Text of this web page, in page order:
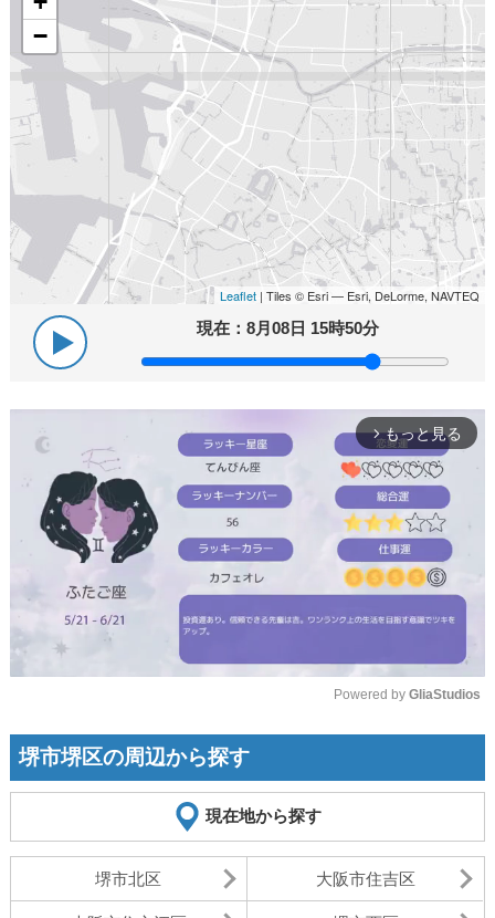
−
Leaflet | Tiles © Esri — Esri, DeLorme, NAVTEQ
現在：8月08日 15時50分
arrow_forward_ios もっと見る
Mute
Powered by GliaStudios
堺市堺区の周辺から探す
現在地から探す
堺市北区 大阪市住吉区